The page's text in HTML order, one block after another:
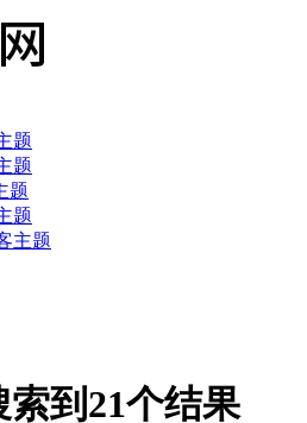
题
题
题
题
主题
到 21个结果